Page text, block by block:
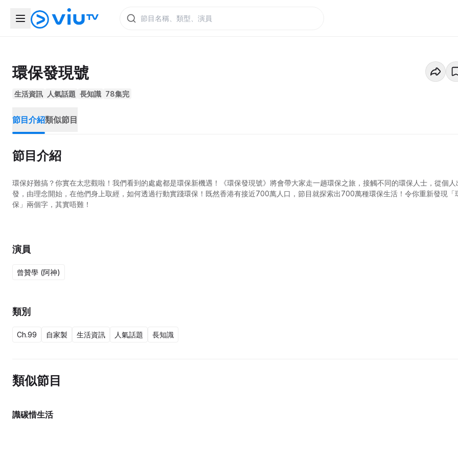
環保發現號
生活資訊 人氣話題 長知識 78集完
節目介紹類似節目
節目介紹
環保好難搞？你實在太悲觀啦！我們看到的處處都是環保新機遇！《環保發現號》將會帶大家走一趟環保之旅，接觸不同的環保人士，從個人
發，由理念開始，在他們身上取經，如何透過行動實踐環保！既然香港有接近700萬人口，節目就探索出700萬種環保生活！令你重新發現「
保」兩個字，其實唔難！
演員
曾贊學 (阿神)
類別
Ch.99 自家製 生活資訊 人氣話題 長知識
類似節目
識碳惜生活